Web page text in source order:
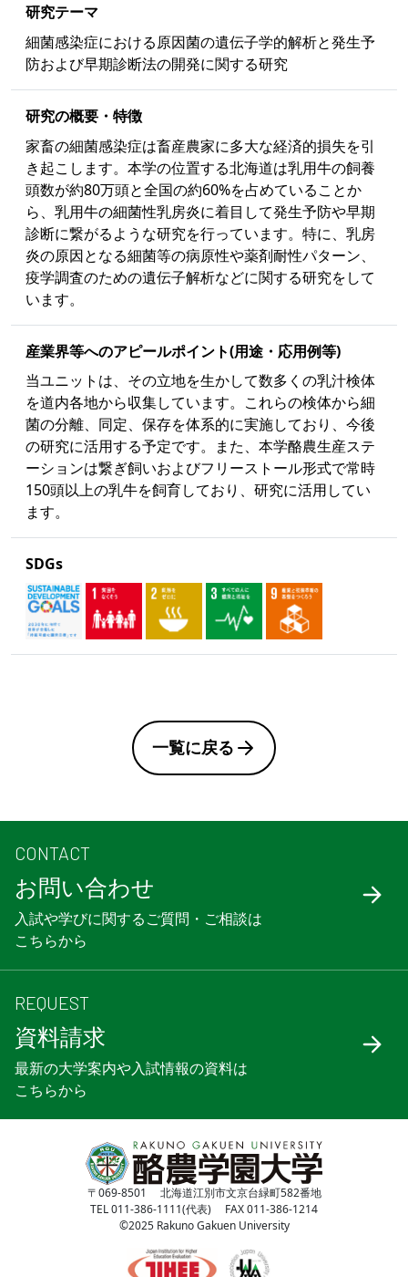
研究テーマ
細菌感染症における原因菌の遺伝子学的解析と発生予
防および早期診断法の開発に関する研究
研究の概要・特徴
家畜の細菌感染症は畜産農家に多大な経済的損失を引
き起こします。本学の位置する北海道は乳用牛の飼養
頭数が約80万頭と全国の約60%を占めていることか
ら、乳用牛の細菌性乳房炎に着目して発生予防や早期
診断に繋がるような研究を行っています。特に、乳房
炎の原因となる細菌等の病原性や薬剤耐性パターン、
疫学調査のための遺伝子解析などに関する研究をして
います。
産業界等へのアピールポイント(用途・応用例等)
当ユニットは、その立地を生かして数多くの乳汁検体
を道内各地から収集しています。これらの検体から細
菌の分離、同定、保存を体系的に実施しており、今後
の研究に活用する予定です。また、本学酪農生産ステ
ーションは繋ぎ飼いおよびフリーストール形式で常時
150頭以上の乳牛を飼育しており、研究に活用してい
ます。
SDGs
一覧に戻る
CONTACT
お問い合わせ
入試や学びに関するご質問・ご相談は
こちらから
REQUEST
資料請求
最新の大学案内や入試情報の資料は
こちらから
〒069-8501 北海道江別市文京台緑町582番地
TEL 011-386-1111(代表) FAX 011-386-1214
©2025 Rakuno Gakuen University